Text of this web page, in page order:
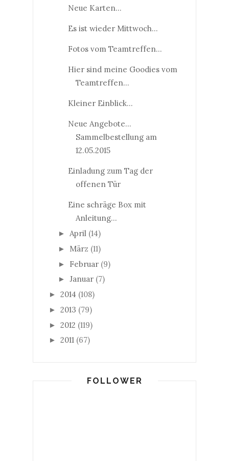
Neue Karten...
Es ist wieder Mittwoch...
Fotos vom Teamtreffen...
Hier sind meine Goodies vom
Teamtreffen...
Kleiner Einblick...
Neue Angebote...
Sammelbestellung am
12.05.2015
Einladung zum Tag der
offenen Tür
Eine schräge Box mit
Anleitung...
► April (14)
► März (11)
► Februar (9)
► Januar (7)
► 2014 (108)
► 2013 (79)
► 2012 (119)
► 2011 (67)
FOLLOWER